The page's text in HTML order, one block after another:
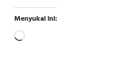
Menyukai ini:
Memuat...